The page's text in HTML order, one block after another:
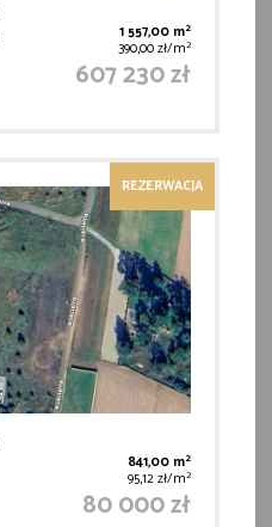
1 557,00 m2
390,00 zł/m2
607 230 zł
REZERWACJA
841,00 m2
95,12 zł/m2
80 000 zł